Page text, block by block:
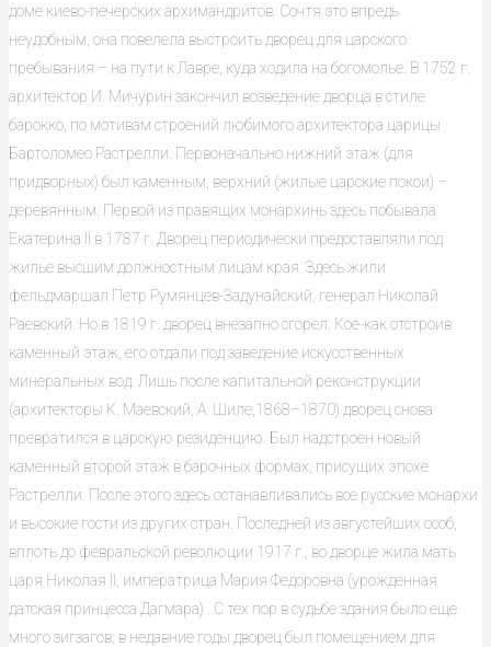
доме киево-печерских архимандритов. Сочтя это впредь
неудобным, она повелела выстроить дворец для царского
пребывания – на пути к Лавре, куда ходила на богомолье. В 1752 г.
архитектор И. Мичурин закончил возведение дворца в стиле
барокко, по мотивам строений любимого архитектора царицы
Бартоломео Растрелли. Первоначально нижний этаж (для
придворных) был каменным, верхний (жилые царские покои) –
деревянным. Первой из правящих монархинь здесь побывала
Екатерина II в 1787 г. Дворец периодически предоставляли под
жилье высшим должностным лицам края. Здесь жили
фельдмаршал Петр Румянцев-Задунайский, генерал Николай
Раевский. Но в 1819 г. дворец внезапно сгорел. Кое-как отстроив
каменный этаж, его отдали под заведение искусственных
минеральных вод. Лишь после капитальной реконструкции
(архитекторы К. Маевский, А. Шиле,1868–1870) дворец снова
превратился в царскую резиденцию. Был надстроен новый
каменный второй этаж в барочных формах, присущих эпохе
Растрелли. После этого здесь останавливались все русские монархи
и высокие гости из других стран. Последней из августейших особ,
вплоть до февральской революции 1917 г., во дворце жила мать
царя Николая II, императрица Мария Федоровна (урожденная
датская принцесса Дагмара) . С тех пор в судьбе здания было еще
много зигзагов; в недавние годы дворец был помещением для